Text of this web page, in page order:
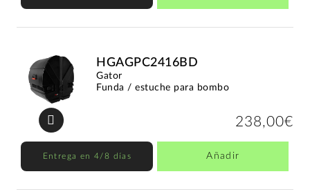
HGAGPC2416BD
Gator
Funda / estuche para bombo
238,00€
Entrega en 4/8 días Añadir